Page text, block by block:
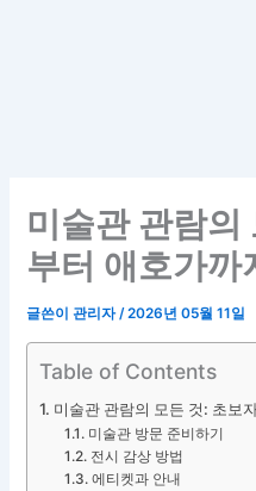
미술관 관람의
부터 애호가까
글쓴이관리자/2026년 05월 11일
Table of Contents
미술관 관람의 모든 것: 초보
미술관 방문 준비하기
전시 감상 방법
에티켓과 안내